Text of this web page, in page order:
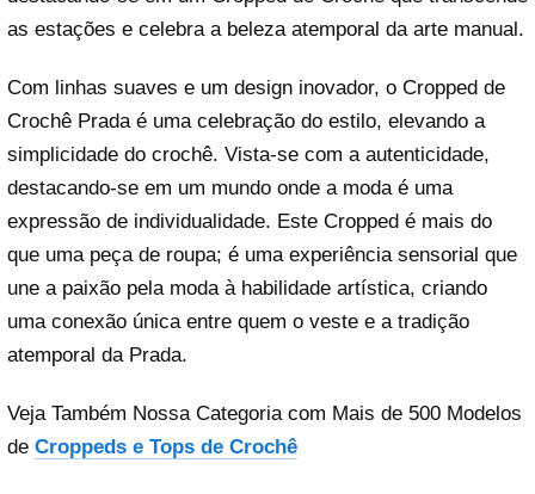
as estações e celebra a beleza atemporal da arte manual.
Com linhas suaves e um design inovador, o Cropped de
Crochê Prada é uma celebração do estilo, elevando a
simplicidade do crochê. Vista-se com a autenticidade,
destacando-se em um mundo onde a moda é uma
expressão de individualidade. Este Cropped é mais do
que uma peça de roupa; é uma experiência sensorial que
une a paixão pela moda à habilidade artística, criando
uma conexão única entre quem o veste e a tradição
atemporal da Prada.
Veja Também Nossa Categoria com Mais de 500 Modelos
de Croppeds e Tops de Crochê